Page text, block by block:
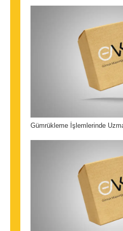
Gümrükleme İşlemlerinde